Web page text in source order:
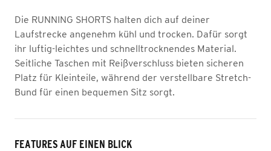
Die RUNNING SHORTS halten dich auf deiner
Laufstrecke angenehm kühl und trocken. Dafür sorgt
ihr luftig-leichtes und schnelltrocknendes Material.
Seitliche Taschen mit Reißverschluss bieten sicheren
Platz für Kleinteile, während der verstellbare Stretch-
Bund für einen bequemen Sitz sorgt.
FEATURES AUF EINEN BLICK